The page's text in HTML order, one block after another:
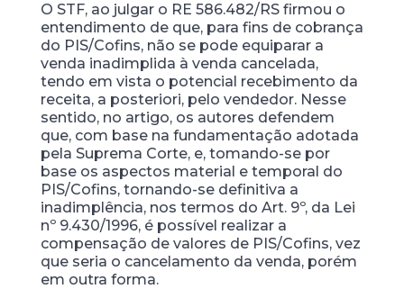
O STF, ao julgar o RE 586.482/RS firmou o
entendimento de que, para fins de cobrança
do PIS/Cofins, não se pode equiparar a
venda inadimplida à venda cancelada,
tendo em vista o potencial recebimento da
receita, a posteriori, pelo vendedor. Nesse
sentido, no artigo, os autores defendem
que, com base na fundamentação adotada
pela Suprema Corte, e, tomando-se por
base os aspectos material e temporal do
PIS/Cofins, tornando-se definitiva a
inadimplência, nos termos do Art. 9º, da Lei
nº 9.430/1996, é possível realizar a
compensação de valores de PIS/Cofins, vez
que seria o cancelamento da venda, porém
em outra forma.